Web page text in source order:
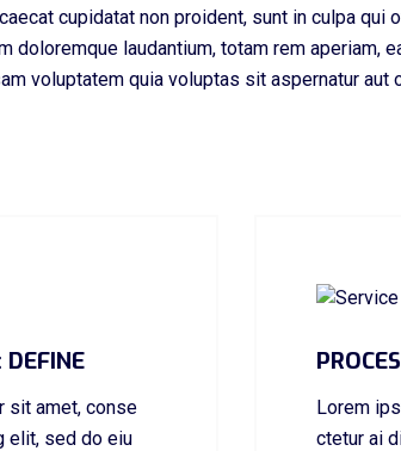
cupidatat non proident, sunt in culpa
doloremque laudantium, totam rem
voluptatem quia voluptas sit aspernatur aut
DEFINE
sit amet, conse
elit, sed do eiu
Lorem
ctetur ai